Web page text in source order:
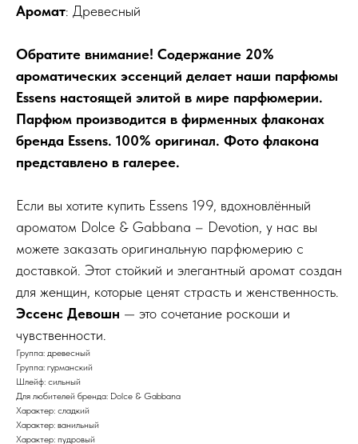
Аромат: Древесный
Обратите внимание! Содержание 20%
ароматических эссенций делает наши парфюмы
Essens настоящей элитой в мире парфюмерии.
Парфюм производится в фирменных флаконах
бренда Essens. 100% оригинал. Фото флакона
представлено в галерее.
Если вы хотите купить Essens 199, вдохновлённый
ароматом Dolce & Gabbana – Devotion, у нас вы
можете заказать оригинальную парфюмерию с
доставкой. Этот стойкий и элегантный аромат создан
для женщин, которые ценят страсть и женственность.
Эссенс Девошн — это сочетание роскоши и
чувственности.
Группа: древесный
Группа: гурманский
Шлейф: сильный
Для любителей бренда: Dolce & Gabbana
Характер: сладкий
Характер: ванильный
Характер: пудровый